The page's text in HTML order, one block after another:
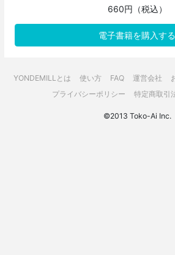
660円（税込）
電子書籍を購入する
YONDEMILLとは 使い方 FAQ 運営会社
プライバシーポリシー
特定商取引
©2013 Toko-Ai Inc.